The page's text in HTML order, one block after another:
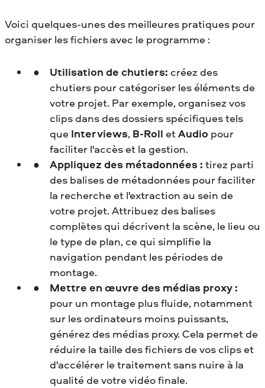
Voici quelques-unes des meilleures pratiques pour
organiser les fichiers avec le programme :
Utilisation de chutiers: créez des
chutiers pour catégoriser les éléments de
votre projet. Par exemple, organisez vos
clips dans des dossiers spécifiques tels
que Interviews, B-Roll etAudio pour
faciliter l'accès et la gestion.
Appliquez des métadonnées : tirez parti
des balises de métadonnées pour faciliter
la recherche et l'extraction au sein de
votre projet. Attribuez des balises
complètes qui décrivent la scène, le lieu ou
le type de plan, ce qui simplifie la
navigation pendant les périodes de
montage.
Mettre en œuvre des médias proxy :
pour un montage plus fluide, notamment
sur les ordinateurs moins puissants,
générez des médias proxy. Cela permet de
réduire la taille des fichiers de vos clips et
d'accélérer le traitement sans nuire à la
qualité de votre vidéo finale.